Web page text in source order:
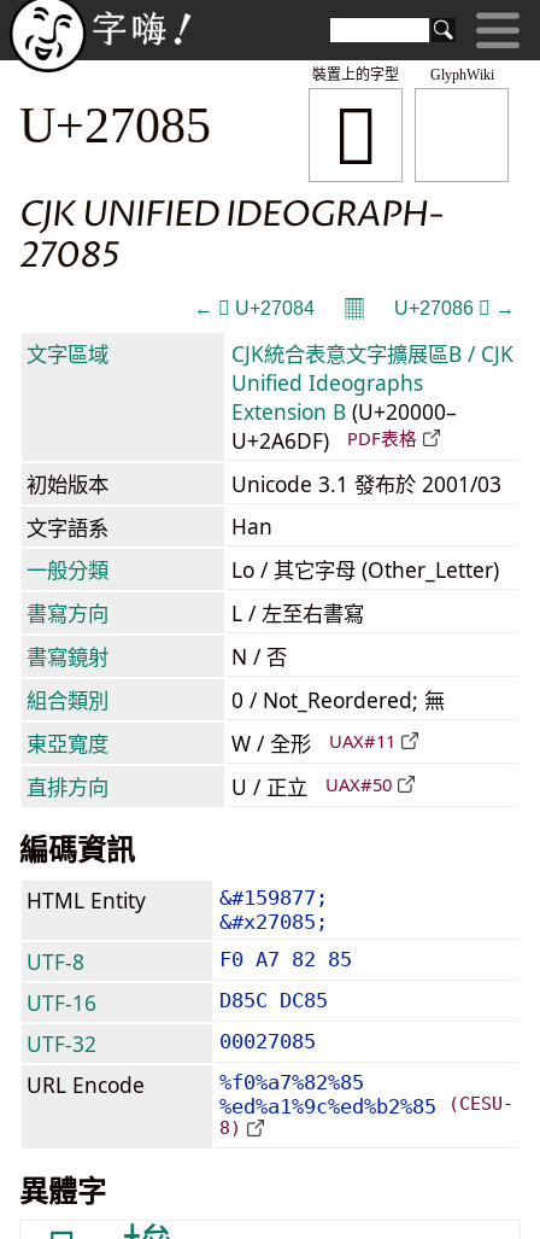
GlyphWiki
𧂅
裝置上的字型
U+27085
CJK UNIFIED IDEOGRAPH-
27085
← 𧂄 U+27084 𝄜 U+27086 𧂆 →
文字區域
CJK統合表意文字擴展區B / CJK
Unified Ideographs
Extension B (U+20000–
U+2A6DF)
PDF表格
初始版本
Unicode 3.1 發布於 2001/03
文字語系
Han
一般分類
Lo / 其它字母 (Other_Letter)
書寫方向
L / 左至右書寫
書寫鏡射
N / 否
組合類別
0 / Not_Reordered; 無
東亞寬度
W / 全形 UAX#11
直排方向 U / 正立 UAX#50
編碼資訊
HTML Entity
&#159877;
&#x27085;
UTF-8 F0 A7 82 85
UTF-16 D85C DC85
UTF-32 00027085
URL Encode
%f0%a7%82%85
%ed%a1%9c%ed%b2%85
(CESU-
8)
異體字